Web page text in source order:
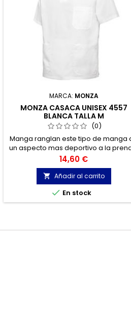
MARCA: MONZA
MONZA CASACA UNISEX 4557
BLANCA TALLA M
(0)
Manga ranglan este tipo de manga
un aspecto mas deportivo a la
ya que son mas espaciosas.
Precio
14,60 €
 Añadir al carrito
 En stock